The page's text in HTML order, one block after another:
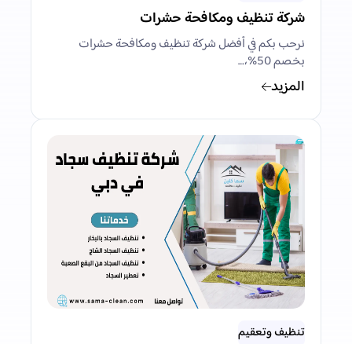
شركة تنظيف ومكافحة حشرات
نرحب بكم في أفضل شركة تنظيف ومكافحة حشرات
بخصم 50%،…
المزيد
تنظيف وتعقيم